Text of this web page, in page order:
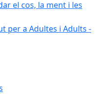
el cos, la ment i les
per a Adultes i Adults -